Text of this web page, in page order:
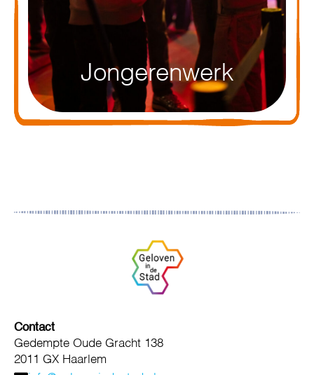
Jongerenwerk
Contact
Gedempte Oude Gracht 138
2011 GX Haarlem